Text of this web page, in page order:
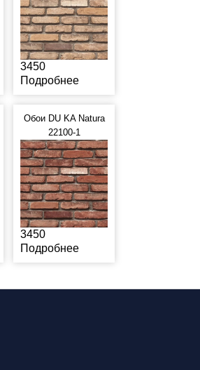
3450
Подробнее
Обои DU KA Natura
22100-1
3450
Подробнее